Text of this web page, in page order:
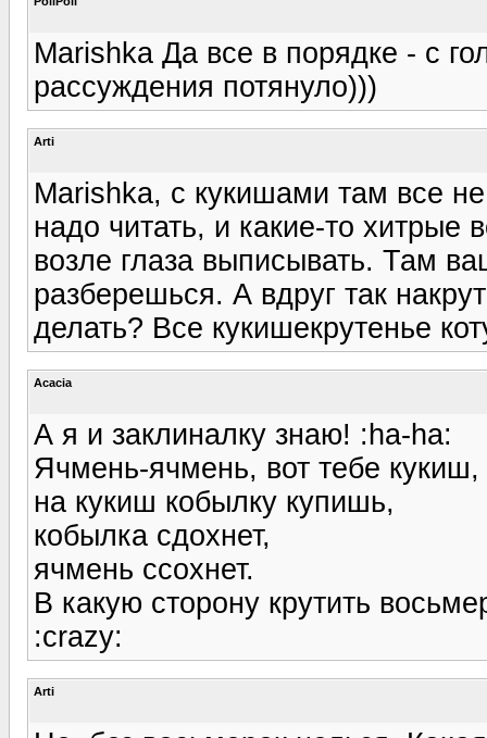
Marishka Да все в порядке - с
рассуждения потянуло)))
Arti
Marishka, с кукишами там все
надо читать, и какие-то
возле глаза выписывать. Там
разберешься. А вдруг так
делать? Все кукишекрутенье
Acacia
А я и заклиналку знаю! :ha-ha:
Ячмень-ячмень, вот тебе кукиш,
на кукиш кобылку купишь,
кобылка сдохнет,
ячмень ссохнет.
В какую сторону крутить
:crazy:
Arti